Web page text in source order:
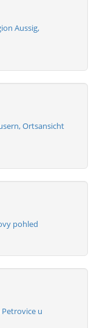
Aussig,
Ortsansicht
pohled
u